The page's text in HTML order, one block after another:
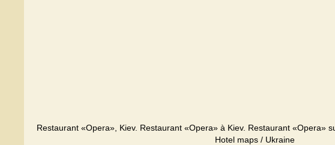
Restaurant «Opera», Kiev. Restaurant «Opera» à Kiev. Restaurant «Opera»
Hotel maps / Ukraine